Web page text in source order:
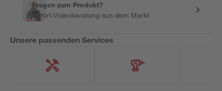
Fragen zum Produkt?
Sofort-Videoberatung aus dem Markt
Unsere passenden Services